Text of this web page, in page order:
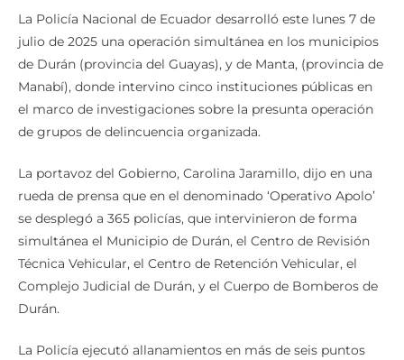
La Policía Nacional de Ecuador desarrolló este lunes 7 de
julio de 2025 una operación simultánea en los municipios
de Durán (provincia del Guayas), y de Manta, (provincia de
Manabí), donde intervino cinco instituciones públicas en
el marco de investigaciones sobre la presunta operación
de grupos de delincuencia organizada.
La portavoz del Gobierno, Carolina Jaramillo, dijo en una
rueda de prensa que en el denominado ‘Operativo Apolo’
se desplegó a 365 policías, que intervinieron de forma
simultánea el Municipio de Durán, el Centro de Revisión
Técnica Vehicular, el Centro de Retención Vehicular, el
Complejo Judicial de Durán, y el Cuerpo de Bomberos de
Durán.
La Policía ejecutó allanamientos en más de seis puntos